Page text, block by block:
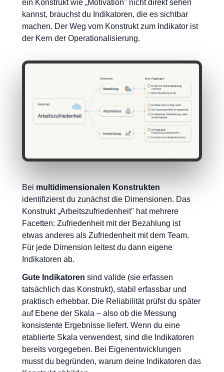
ein Konstrukt wie „Motivation" nicht direkt sehen
kannst, brauchst du Indikatoren, die es sichtbar
machen. Der Weg vom Konstrukt zum Indikator ist
der Kern der Operationalisierung.
Bei multidimensionalen Konstrukten
identifizierst du zunächst die Dimensionen. Das
Konstrukt „Arbeitszufriedenheit" hat mehrere
Facetten: Zufriedenheit mit der Bezahlung ist
etwas anderes als Zufriedenheit mit dem Team.
Für jede Dimension leitest du dann eigene
Indikatoren ab.
Gute Indikatoren sind valide (sie erfassen
tatsächlich das Konstrukt), stabil erfassbar und
praktisch erhebbar. Die Reliabilität prüfst du später
auf Ebene der Skala – also ob die Messung
konsistente Ergebnisse liefert. Wenn du eine
etablierte Skala verwendest, sind die Indikatoren
bereits vorgegeben. Bei Eigenentwicklungen
musst du begründen, warum deine Indikatoren das